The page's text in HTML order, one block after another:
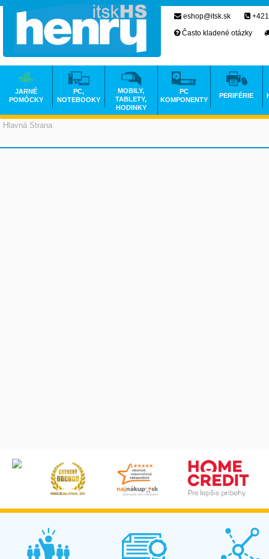
Hlavná Strana
eshop@itsk.sk
Často kladené otázky
JARNÉ
POMÔCKY
PC,
NOTEBOOKY
MOBILY,
TABLETY,
HODINKY
PC
KOMPONENTY
PERIFÉRIE